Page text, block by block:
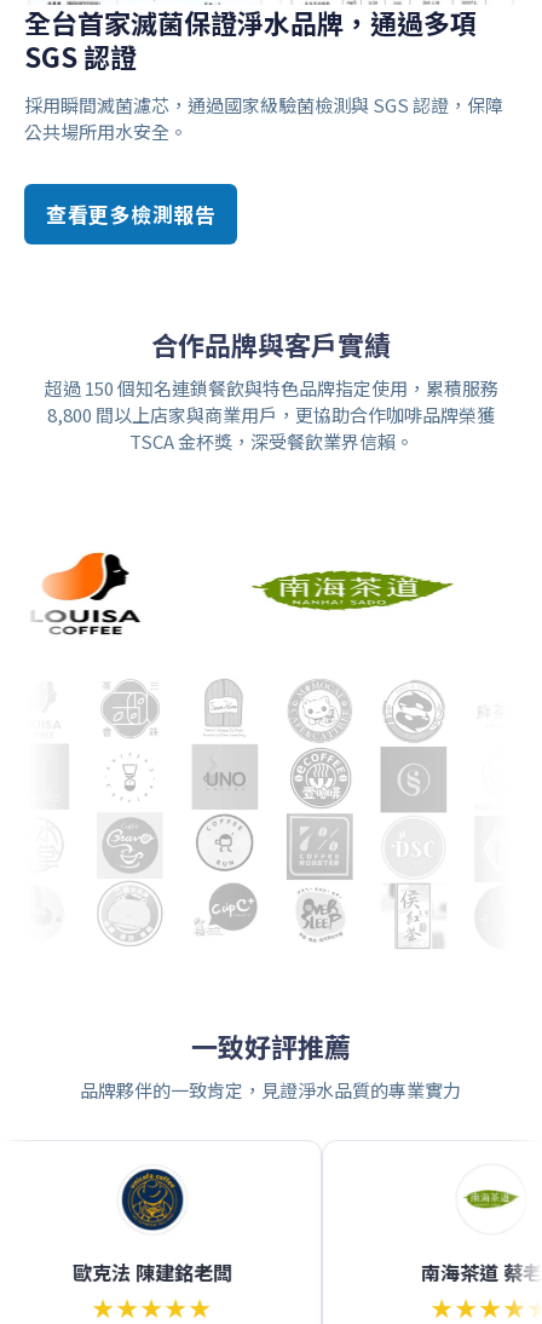
全台首家滅菌保證淨水品牌，通過多項
SGS 認證
採用瞬間滅菌濾芯，通過國家級驗菌檢測與 SGS 認證，保障
公共場所用水安全。
查看更多檢測報告
合作品牌與客戶實績
超過 150 個知名連鎖餐飲與特色品牌指定使用，累積服務
8,800 間以上店家與商業用戶，更協助合作咖啡品牌榮獲
TSCA 金杯獎，深受餐飲業界信賴。
一致好評推薦
品牌夥伴的一致肯定，見證淨水品質的專業實力
歐克法 陳建銘老闆
★★★★★
南海茶道 蔡老闆
★★★★★